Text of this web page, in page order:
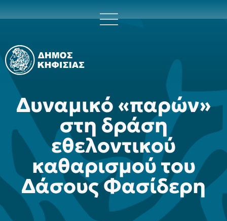
Δυναμικό «παρών»
στη δράση
εθελοντικού
καθαρισμού του
Δάσους Φασίδερη